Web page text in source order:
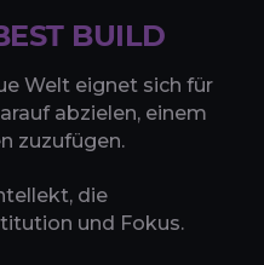
BUILD
Welt eignet sich für
abzielen, einem
zuzufügen.
die
und Fokus.